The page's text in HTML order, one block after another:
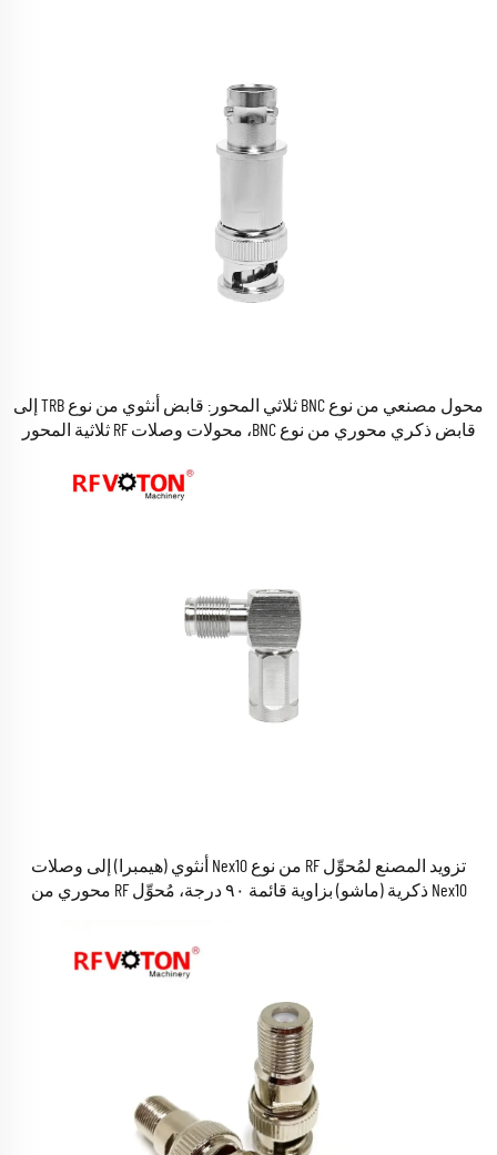
محول مصنعي من نوع BNC ثلاثي المحور: قابض أنثوي من نوع TRB إلى
قابض ذكري محوري من نوع BNC، محولات وصلات RF ثلاثية المحور
تزويد المصنع لمُحوِّل RF من نوع Nex10 أنثوي (هيمبرا) إلى وصلات
Nex10 ذكرية (ماشو) بزاوية قائمة ٩٠ درجة، مُحوِّل RF محوري من